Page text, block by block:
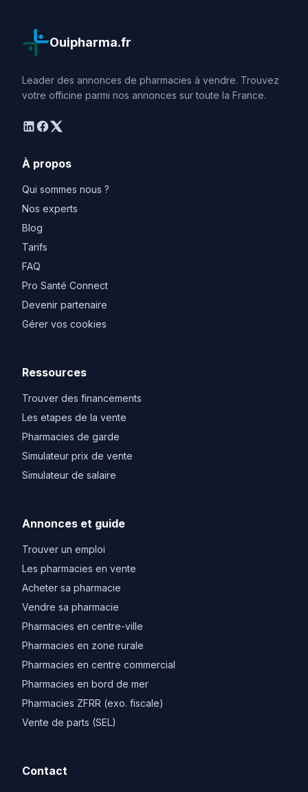
Ouipharma.fr
Leader des annonces de pharmacies à vendre. Trouvez
votre officine parmi nos annonces sur toute la France.
linkedin
facebook
twitter
À propos
Qui sommes nous ?
Nos experts
Blog
Tarifs
FAQ
Pro Santé Connect
Devenir partenaire
Gérer vos cookies
Ressources
Trouver des financements
Les etapes de la vente
Pharmacies de garde
Simulateur prix de vente
Simulateur de salaire
Annonces et guide
Trouver un emploi
Les pharmacies en vente
Acheter sa pharmacie
Vendre sa pharmacie
Pharmacies en centre-ville
Pharmacies en zone rurale
Pharmacies en centre commercial
Pharmacies en bord de mer
Pharmacies ZFRR (exo. fiscale)
Vente de parts (SEL)
Contact